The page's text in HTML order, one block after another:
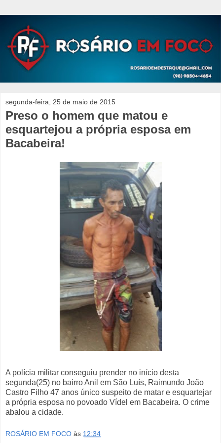
segunda-feira, 25 de maio de 2015
Preso o homem que matou e
esquartejou a própria esposa em
Bacabeira!
A polícia militar conseguiu prender no início desta
segunda(25) no bairro Anil em São Luís, Raimundo João
Castro Filho 47 anos único suspeito de matar e esquartejar
a própria esposa no povoado Vídel em Bacabeira. O crime
abalou a cidade.
ROSÁRIO EM FOCO às 12:34